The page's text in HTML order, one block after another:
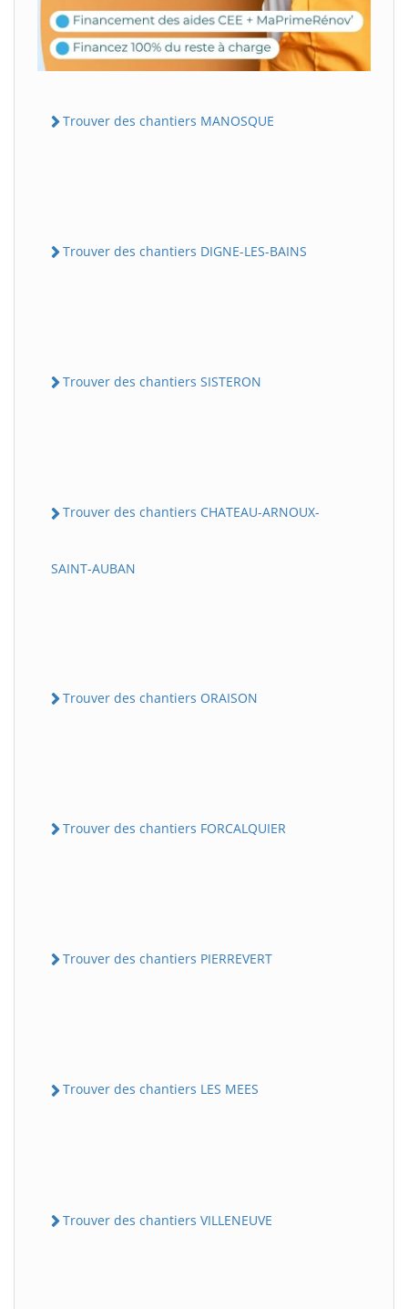
Trouver des chantiers MANOSQUE
Trouver des chantiers DIGNE-LES-BAINS
Trouver des chantiers SISTERON
Trouver des chantiers CHATEAU-ARNOUX-
SAINT-AUBAN
Trouver des chantiers ORAISON
Trouver des chantiers FORCALQUIER
Trouver des chantiers PIERREVERT
Trouver des chantiers LES MEES
Trouver des chantiers VILLENEUVE